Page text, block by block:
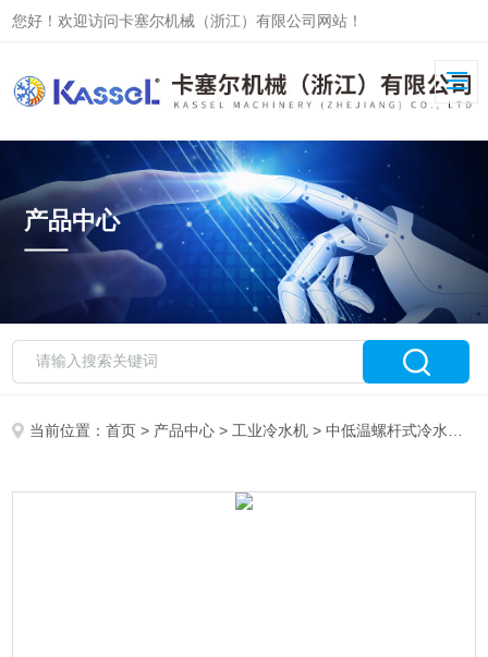
您好！欢迎访问卡塞尔机械（浙江）有限公司网站！
产品中心
当前位置：首页 > 产品中心 > 工业冷水机 >中低温螺杆式冷水机